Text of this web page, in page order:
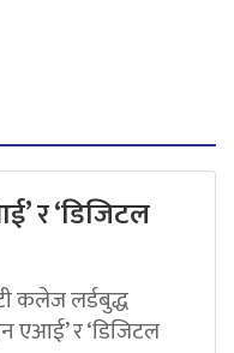
र ‘डिजिटल
कलेज लर्डबुद्ध
र ‘डिजिटल